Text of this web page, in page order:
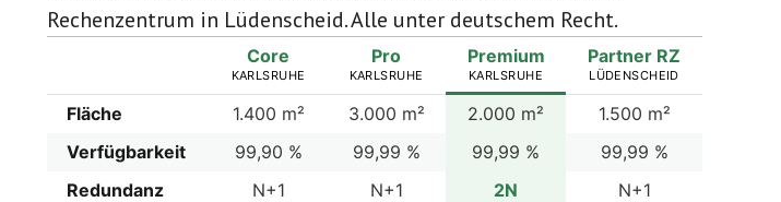
Rechenzentrum in Lüdenscheid. Alle unter deutschem Recht.
Core
KARLSRUHE
Pro
KARLSRUHE
Premium
KARLSRUHE
Partner RZ
LÜDENSCHEID
Fläche 1.400 m² 3.000 m² 2.000 m²
1.500 m²
Verfügbarkeit
99,90 % 99,99 % 99,99 %
99,99 %
Redundanz
N+1 N+1 2N N+1